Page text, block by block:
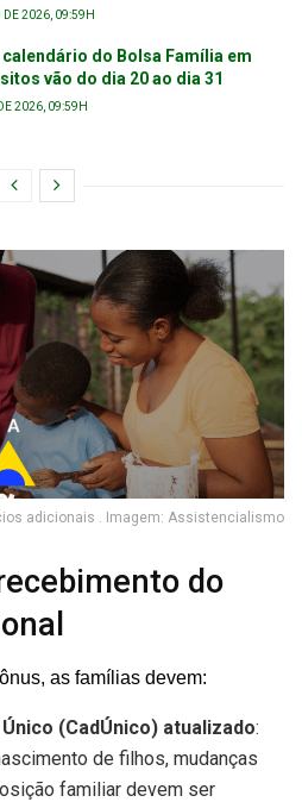
2026, 09:59H
calendário do Bolsa Família em
vão do dia 20 ao dia 31
2026, 09:59H
adicionais . Imagem: Assistencialismo
do
as famílias devem:
(CadÚnico) atualizado:
de filhos, mudanças
familiar devem ser